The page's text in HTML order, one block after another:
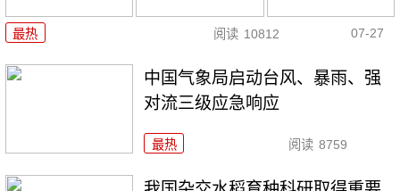
最热 阅读 10812 07-27
中国气象局启动台风、暴雨、强
对流三级应急响应
最热 阅读 8759